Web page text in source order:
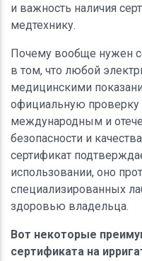
и важность наличия
медтехнику.
Почему вообще нужен
в том, что любой
медицинскими
официальную проверку
международным и
безопасности и
сертификат
использовании, оно
специализированных
здоровью владельца.
Вот некоторые
сертификата на